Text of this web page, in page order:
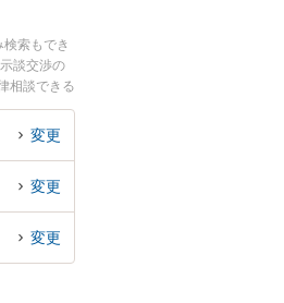
索もでき
談交渉の
相談できる
変更
変更
変更